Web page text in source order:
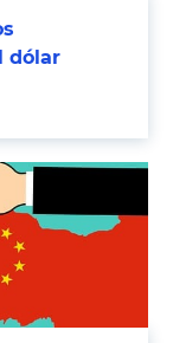
dólar